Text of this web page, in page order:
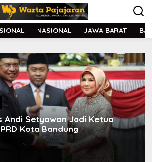
NASIONAL JAWA BARAT
Andi Setyawan Jadi Ketua
Kota Bandung